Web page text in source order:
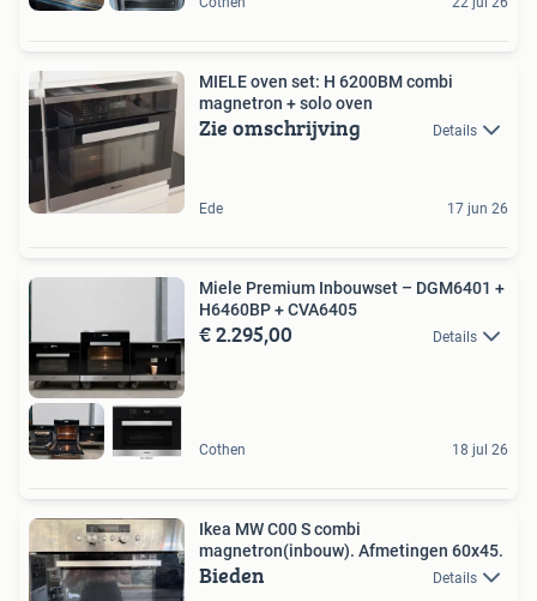
MIELE oven set: H 6200BM combi
magnetron + solo oven
Zie omschrijving Details
Ede 17 jun 26
Miele Premium Inbouwset – DGM6401 +
H6460BP + CVA6405
€ 2.295,00 Details
Cothen 18 jul 26
Ikea MW C00 S combi
magnetron(inbouw). Afmetingen 60x45.
Bieden Details